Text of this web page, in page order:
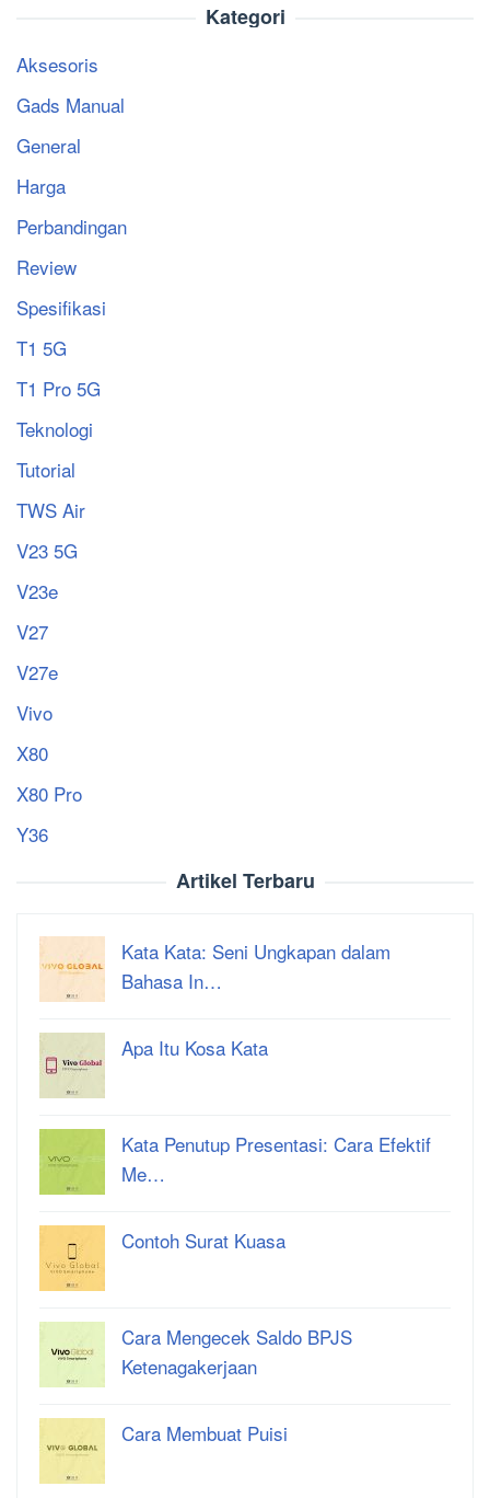
Kategori
Aksesoris
Gads Manual
General
Harga
Perbandingan
Review
Spesifikasi
T1 5G
T1 Pro 5G
Teknologi
Tutorial
TWS Air
V23 5G
V23e
V27
V27e
Vivo
X80
X80 Pro
Y36
Artikel Terbaru
Kata Kata: Seni Ungkapan dalam
Bahasa In…
Apa Itu Kosa Kata
Kata Penutup Presentasi: Cara Efektif
Me…
Contoh Surat Kuasa
Cara Mengecek Saldo BPJS
Ketenagakerjaan
Cara Membuat Puisi